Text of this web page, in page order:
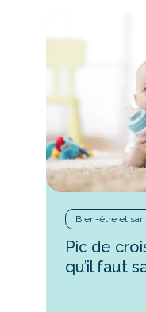
Bien-être et
Pic de
qu’il faut